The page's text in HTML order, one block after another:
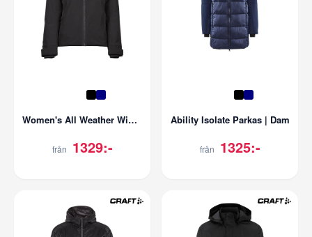
Women's All Weather Winter Jacket | Dam
från 1329:-
Ability Isolate Parkas | Dam
från 1325:-